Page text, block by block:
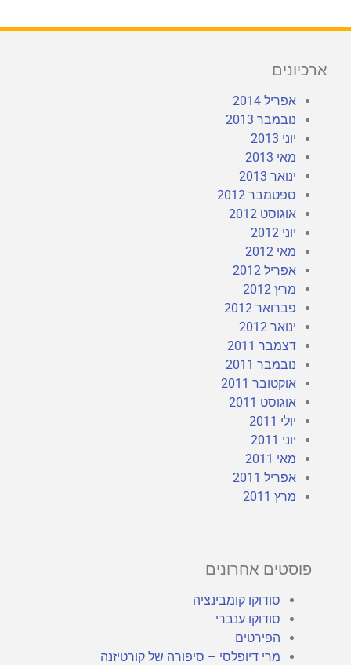
ארכיונים
אפריל 2014
נובמבר 2013
יוני 2013
מאי 2013
ינואר 2013
ספטמבר 2012
אוגוסט 2012
יוני 2012
מאי 2012
אפריל 2012
מרץ 2012
פברואר 2012
ינואר 2012
דצמבר 2011
נובמבר 2011
אוקטובר 2011
אוגוסט 2011
יולי 2011
יוני 2011
מאי 2011
אפריל 2011
מרץ 2011
פוסטים אחרונים
סודוקו קומבינציה
סודוקו ענברי
הפירטים
מרי דיופלסי – סיפורה של קורטיזנה